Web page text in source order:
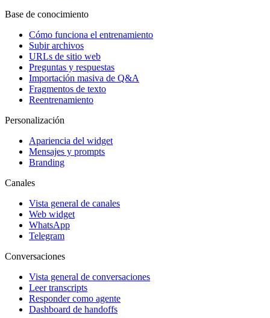
Base de conocimiento
Cómo funciona el entrenamiento
Subir archivos
URLs de sitio web
Preguntas y respuestas
Importación masiva de Q&A
Fragmentos de texto
Reentrenamiento
Personalización
Apariencia del widget
Mensajes y prompts
Branding
Canales
Vista general de canales
Web widget
WhatsApp
Telegram
Conversaciones
Vista general de conversaciones
Leer transcripts
Responder como agente
Dashboard de handoffs